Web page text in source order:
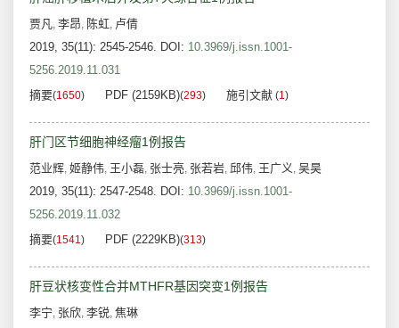
贾凡, 李昂, 陈虹, 卢倩
2019, 35(11): 2545-2546. DOI: 10.3969/j.issn.1001-
5256.2019.11.031
摘要(1650) PDF (2159KB)(293) 施引文献 (1)
肝门区节细胞神经瘤1例报告
范业辉, 姬静伟, 王小磊, 张士亮, 张若岩, 邱伟, 王广义, 吴昊
2019, 35(11): 2547-2548. DOI: 10.3969/j.issn.1001-
5256.2019.11.032
摘要(1541) PDF (2229KB)(313)
肝豆状核变性合并MTHFR基因突变1例报告
李宁, 张欣, 李锐, 焦琳